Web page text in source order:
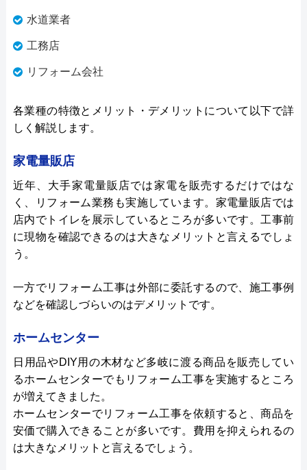
創業・設立
本社所在地
水道業者
工務店
リフォーム会社
各業種の特徴とメリット・デメリットについて以下で詳
しく解説します。
家電量販店
近年、大手家電量販店では家電を販売するだけではな
く、リフォーム業務も実施しています。家電量販店では
店内でトイレを展示しているところが多いです。工事前
に現物を確認できるのは大きなメリットと言えるでしょ
う。
一方でリフォーム工事は外部に委託するので、施工事例
などを確認しづらいのはデメリットです。
ホームセンター
日用品やDIY用の木材など多岐に渡る商品を販売してい
るホームセンターでもリフォーム工事を実施するところ
が増えてきました。
ホームセンターでリフォーム工事を依頼すると、商品を
安価で購入できることが多いです。費用を抑えられるの
は大きなメリットと言えるでしょう。